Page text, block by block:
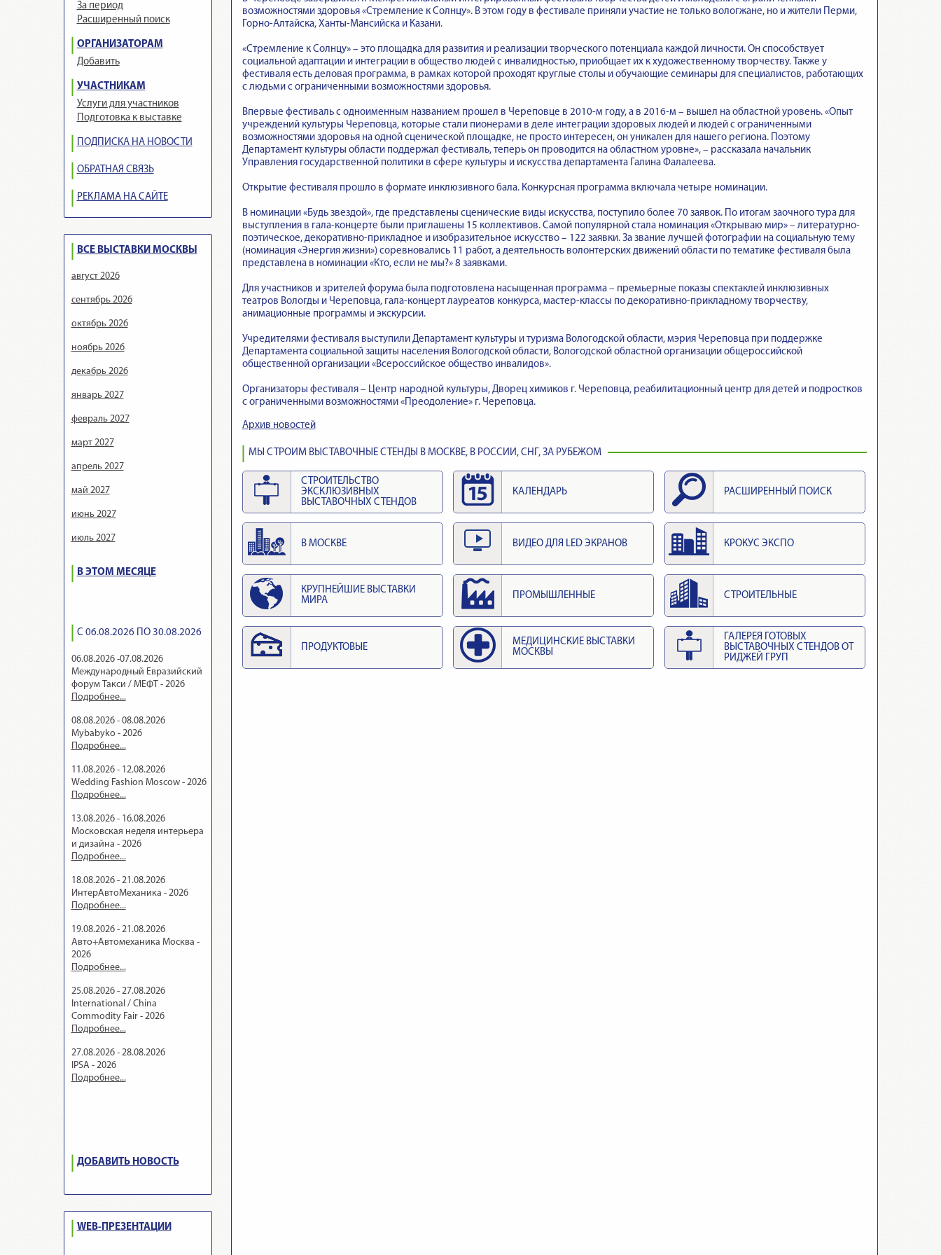
За период
Расширенный поиск
ОРГАНИЗАТОРАМ
Добавить
УЧАСТНИКАМ
Услуги для участников
Подготовка к выставке
ПОДПИСКА НА НОВОСТИ
ОБРАТНАЯ СВЯЗЬ
РЕКЛАМА НА САЙТЕ
ВСЕ ВЫСТАВКИ МОСКВЫ
август 2026
сентябрь 2026
октябрь 2026
ноябрь 2026
декабрь 2026
январь 2027
февраль 2027
март 2027
апрель 2027
май 2027
июнь 2027
июль 2027
В ЭТОМ МЕСЯЦЕ
С 06.08.2026 ПО 30.08.2026
06.08.2026 -07.08.2026
Международный Евразийский
форум Такси / МЕФТ - 2026
Подробнее...
08.08.2026 - 08.08.2026
Mybabyko - 2026
Подробнее...
11.08.2026 - 12.08.2026
Wedding Fashion Moscow - 2026
Подробнее...
13.08.2026 - 16.08.2026
Московская неделя интерьера
и дизайна - 2026
Подробнее...
18.08.2026 - 21.08.2026
ИнтерАвтоМеханика - 2026
Подробнее...
19.08.2026 - 21.08.2026
Авто+Автомеханика Москва -
2026
Подробнее...
25.08.2026 - 27.08.2026
International / China
Commodity Fair - 2026
Подробнее...
27.08.2026 - 28.08.2026
IPSA - 2026
Подробнее...
ДОБАВИТЬ НОВОСТЬ
WEB-ПРЕЗЕНТАЦИИ
возможностями здоровья «Стремление к Солнцу». В этом году в фестивале приняли участие не только вологжане, но и жители Перми,
Горно-Алтайска, Ханты-Мансийска и Казани.
«Стремление к Солнцу» – это площадка для развития и реализации творческого потенциала каждой личности. Он способствует
социальной адаптации и интеграции в общество людей с инвалидностью, приобщает их к художественному творчеству. Также у
фестиваля есть деловая программа, в рамках которой проходят круглые столы и обучающие семинары для специалистов, работающих
с людьми с ограниченными возможностями здоровья.
Впервые фестиваль с одноименным названием прошел в Череповце в 2010-м году, а в 2016-м – вышел на областной уровень. «Опыт
учреждений культуры Череповца, которые стали пионерами в деле интеграции здоровых людей и людей с ограниченными
возможностями здоровья на одной сценической площадке, не просто интересен, он уникален для нашего региона. Поэтому
Департамент культуры области поддержал фестиваль, теперь он проводится на областном уровне», – рассказала начальник
Управления государственной политики в сфере культуры и искусства департамента Галина Фалалеева.
Открытие фестиваля прошло в формате инклюзивного бала. Конкурсная программа включала четыре номинации.
В номинации «Будь звездой», где представлены сценические виды искусства, поступило более 70 заявок. По итогам заочного тура для
выступления в гала-концерте были приглашены 15 коллективов. Самой популярной стала номинация «Открываю мир» – литературно-
поэтическое, декоративно-прикладное и изобразительное искусство – 122 заявки. За звание лучшей фотографии на социальную тему
(номинация «Энергия жизни») соревновались 11 работ, а деятельность волонтерских движений области по тематике фестиваля была
представлена в номинации «Кто, если не мы?» 8 заявками.
Для участников и зрителей форума была подготовлена насыщенная программа – премьерные показы спектаклей инклюзивных
театров Вологды и Череповца, гала-концерт лауреатов конкурса, мастер-классы по декоративно-прикладному творчеству,
анимационные программы и экскурсии.
Учредителями фестиваля выступили Департамент культуры и туризма Вологодской области, мэрия Череповца при поддержке
Департамента социальной защиты населения Вологодской области, Вологодской областной организации общероссийской
общественной организации «Всероссийское общество инвалидов».
Организаторы фестиваля – Центр народной культуры, Дворец химиков г. Череповца, реабилитационный центр для детей и подростков
с ограниченными возможностями «Преодоление» г. Череповца.
Архив новостей
МЫ СТРОИМ ВЫСТАВОЧНЫЕ СТЕНДЫ В МОСКВЕ, В РОССИИ, СНГ, ЗА РУБЕЖОМ
СТРОИТЕЛЬСТВО
ЭКСКЛЮЗИВНЫХ
ВЫСТАВОЧНЫХ СТЕНДОВ
КАЛЕНДАРЬ РАСШИРЕННЫЙ ПОИСК
В МОСКВЕ ВИДЕО ДЛЯ LED ЭКРАНОВ КРОКУС ЭКСПО
КРУПНЕЙШИЕ ВЫСТАВКИ
МИРА
ПРОМЫШЛЕННЫЕ СТРОИТЕЛЬНЫЕ
ПРОДУКТОВЫЕ
МЕДИЦИНСКИЕ ВЫСТАВКИ
МОСКВЫ
ГАЛЕРЕЯ ГОТОВЫХ
ВЫСТАВОЧНЫХ СТЕНДОВ ОТ
РИДЖЕЙ ГРУП